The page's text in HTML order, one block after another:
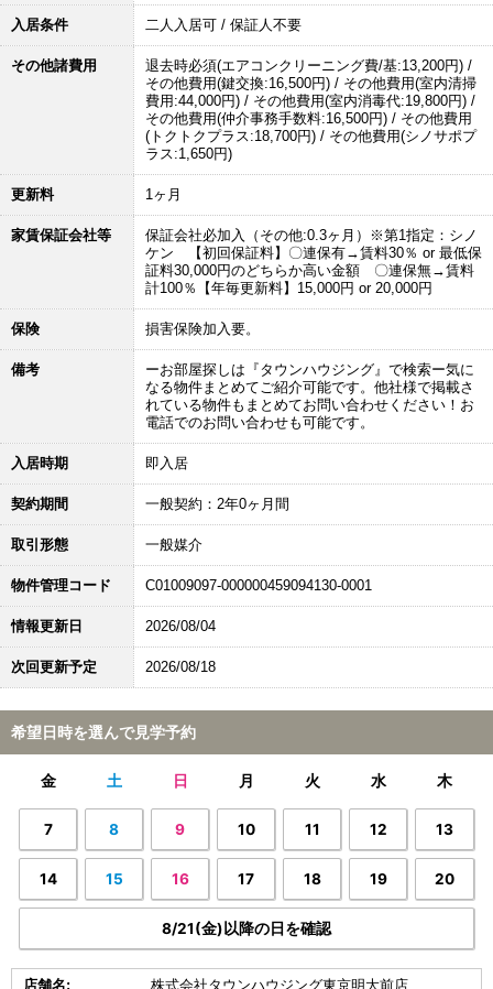
入居条件 二人入居可 / 保証人不要
その他諸費用
退去時必須(エアコンクリーニング費/基:13,200円) /
その他費用(鍵交換:16,500円) / その他費用(室内清掃
費用:44,000円) / その他費用(室内消毒代:19,800円) /
その他費用(仲介事務手数料:16,500円) / その他費用
(トクトクプラス:18,700円) / その他費用(シノサポプ
ラス:1,650円)
更新料 1ヶ月
家賃保証会社等
保証会社必加入（その他:0.3ヶ月）※第1指定：シノ
ケン 【初回保証料】〇連保有→賃料30％ or 最低保
証料30,000円のどちらか高い金額 〇連保無→賃料
計100％【年毎更新料】15,000円 or 20,000円
保険 損害保険加入要。
備考
ーお部屋探しは『タウンハウジング』で検索ー気に
なる物件まとめてご紹介可能です。他社様で掲載さ
れている物件もまとめてお問い合わせください！お
電話でのお問い合わせも可能です。
入居時期 即入居
契約期間 一般契約：2年0ヶ月間
取引形態 一般媒介
物件管理コード C01009097-000000459094130-0001
情報更新日 2026/08/04
次回更新予定 2026/08/18
希望日時を選んで見学予約
金 土 日 月 火 水 木
7 8 9 10 11 12 13
14 15 16 17 18 19 20
8/21(金)以降の日を確認
店舗名: 株式会社タウンハウジング東京明大前店